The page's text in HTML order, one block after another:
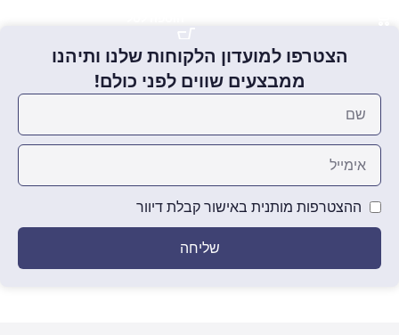
הצטרפו למועדון הלקוחות שלנו ותיהנו
ממבצעים שווים לפני כולם!
ההצטרפות מותנית באישור קבלת דיוור
שליחה